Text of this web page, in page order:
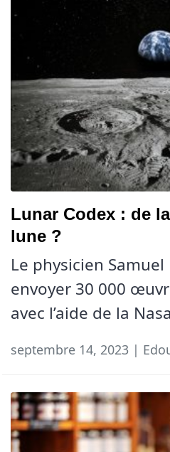
Lunar Codex : de
lune ?
Le physicien
envoyer 30 000
avec l’aide de la
septembre 14, 2023 |